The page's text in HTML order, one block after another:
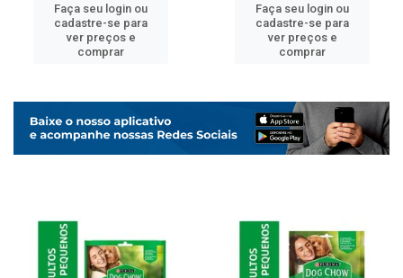
Faça seu login ou
cadastre-se para
ver preços e
comprar
Faça seu login ou
cadastre-se para
ver preços e
comprar